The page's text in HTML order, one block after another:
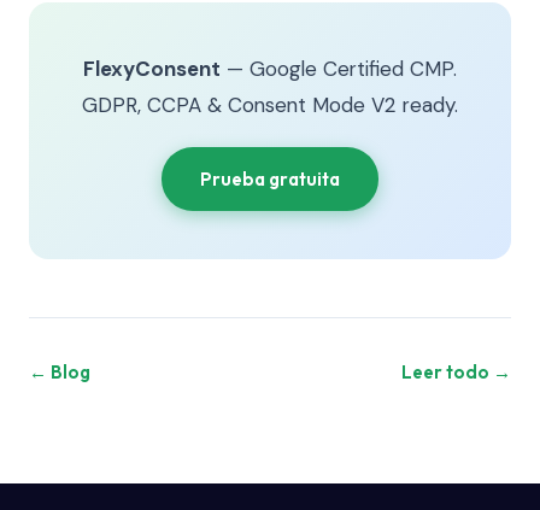
FlexyConsent — Google Certified CMP.
GDPR, CCPA & Consent Mode V2 ready.
Prueba gratuita
← Blog Leer todo →